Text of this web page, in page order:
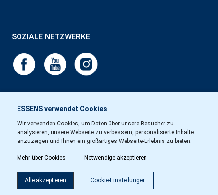
ESSENS verwendet Cookies
Wir verwenden Cookies, um Daten über unsere Besucher zu
analysieren, unsere Webseite zu verbessern, personalisierte Inhalte
anzuzeigen und Ihnen ein großartiges Webseite-Erlebnis zu bieten.
Mehr über Cookies Notwendige akzeptieren
Alle akzeptieren Cookie-Einstellungen
SOZIALE NETZWERKE